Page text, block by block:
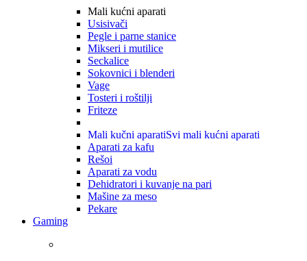
Mali kućni aparati
Usisivači
Pegle i parne stanice
Mikseri i mutilice
Seckalice
Sokovnici i blenderi
Vage
Tosteri i roštilji
Friteze
Mali kučni aparatiSvi mali kućni aparati
Aparati za kafu
Rešoi
Aparati za vodu
Dehidratori i kuvanje na pari
Mašine za meso
Pekare
Gaming